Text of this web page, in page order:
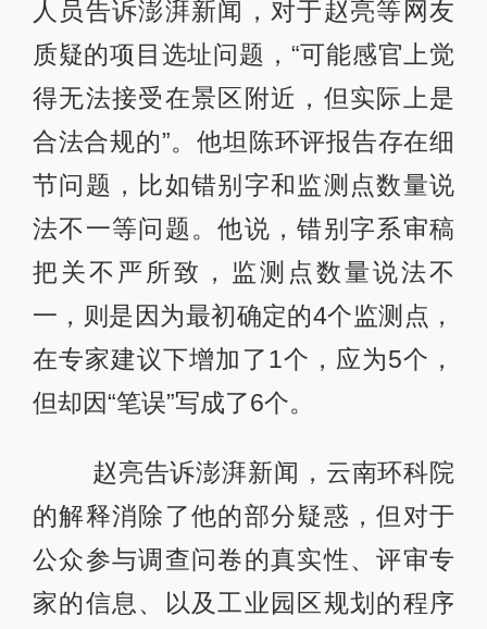
人员告诉澎湃新闻，对于赵亮等网友
质疑的项目选址问题，“可能感官上觉
得无法接受在景区附近，但实际上是
合法合规的”。他坦陈环评报告存在细
节问题，比如错别字和监测点数量说
法不一等问题。他说，错别字系审稿
把关不严所致，监测点数量说法不
一，则是因为最初确定的4个监测点，
在专家建议下增加了1个，应为5个，
但却因“笔误”写成了6个。
赵亮告诉澎湃新闻，云南环科院
的解释消除了他的部分疑惑，但对于
公众参与调查问卷的真实性、评审专
家的信息、以及工业园区规划的程序